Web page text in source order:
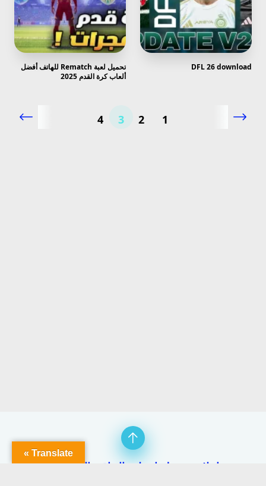
DFL 26 download
تحميل لعبة Rematch للهاتف أفضل
ألعاب كرة القدم 2025
1
2
3
4
إخلاء مسؤولية اتصل بنااتفاقية الاستخدام
Translate »